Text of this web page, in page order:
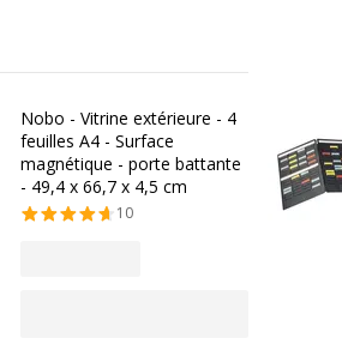
Nobo - Vitrine extérieure - 4
feuilles A4 - Surface
magnétique - porte battante
- 49,4 x 66,7 x 4,5 cm
10